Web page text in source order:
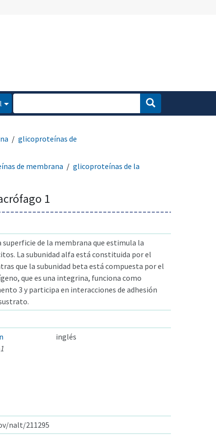
glicoproteínas de
de membrana
glicoproteínas de la
1
de la membrana que estimula la
La subunidad alfa está constituida por el
que la subunidad beta está compuesta por el
que es una integrina, funciona como
3 y participa en interacciones de adhesión
inglés
nalt/211295